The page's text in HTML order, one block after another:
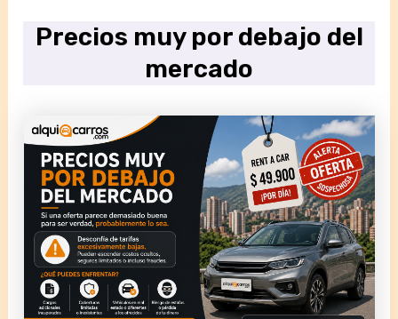
Precios muy por debajo del
mercado